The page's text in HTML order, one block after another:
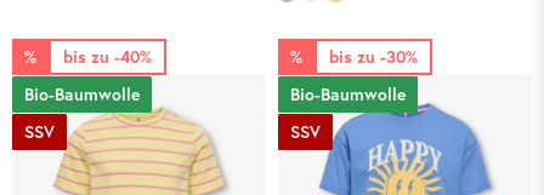
bis zu -40%
%
Bio-Baumwolle
SSV
bis zu -30%
%
Bio-Baumwolle
SSV